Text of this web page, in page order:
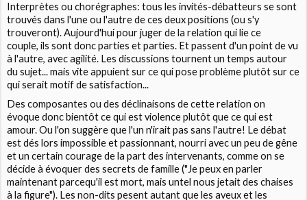
Interprètes ou chorégraphes: tous les invités-débatteurs se sont
trouvés dans l'une ou l'autre de ces deux positions (ou s'y
trouveront). Aujourd'hui pour juger de la relation qui lie ce
couple, ils sont donc parties et parties. Et passent d'un point de vu
à l'autre, avec agilité. Les discussions tournent un temps autour
du sujet... mais vite appuient sur ce qui pose problème plutôt sur ce
qui serait motif de satisfaction...
Des composantes ou des déclinaisons de cette relation on
évoque donc bientôt ce qui est violence plutôt que ce qui est
amour. Ou l'on suggère que l'un n'irait pas sans l'autre! Le débat
est dés lors impossible et passionnant, nourri avec un peu de gêne
et un certain courage de la part des intervenants, comme on se
décide à évoquer des secrets de famille ("Je peux en parler
maintenant parcequ'il est mort, mais untel nous jetait des chaises
à la figure"). Les non-dits pesent autant que les aveux et les